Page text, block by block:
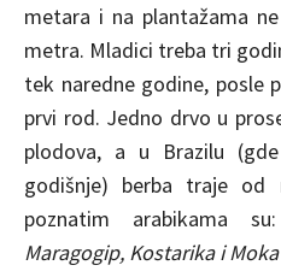
metara i na plantažama
metra. Mladici treba tri
tek naredne godine, posle
prvi rod. Jedno drvo u
plodova, a u Brazilu
godišnje) berba traje od
poznatim arabikama
Maragogip, Kostarika i